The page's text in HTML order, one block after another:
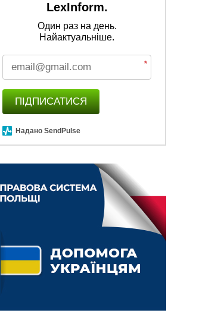
LexInform.
Один раз на день.
Найактуальніше.
*
ПІДПИСАТИСЯ
Надано SendPulse